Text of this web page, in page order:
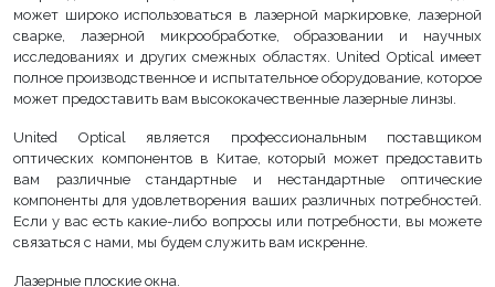
может широко использоваться в лазерной маркировке, лазерной
сварке, лазерной микрообработке, образовании и научных
исследованиях и других смежных областях. United Optical имеет
полное производственное и испытательное оборудование, которое
может предоставить вам высококачественные лазерные линзы.
United Optical является профессиональным поставщиком
оптических компонентов в Китае, который может предоставить
вам различные стандартные и нестандартные оптические
компоненты для удовлетворения ваших различных потребностей.
Если у вас есть какие-либо вопросы или потребности, вы можете
связаться с нами, мы будем служить вам искренне.
Лазерные плоские окна.